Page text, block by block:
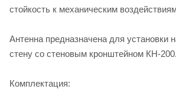
стойкость к механическим
Антенна предназначена для установки
стену со стеновым кронштейном КН-200.
Комплектация: